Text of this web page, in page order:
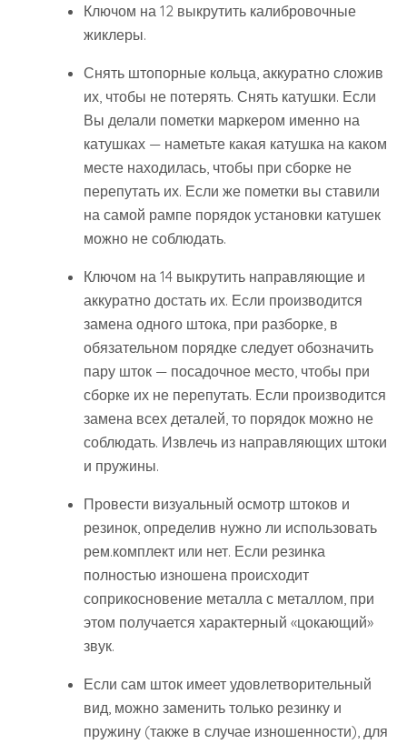
Ключом на 12 выкрутить калибровочные
жиклеры.
Снять штопорные кольца, аккуратно сложив
их, чтобы не потерять. Снять катушки. Если
Вы делали пометки маркером именно на
катушках — наметьте какая катушка на каком
месте находилась, чтобы при сборке не
перепутать их. Если же пометки вы ставили
на самой рампе порядок установки катушек
можно не соблюдать.
Ключом на 14 выкрутить направляющие и
аккуратно достать их. Если производится
замена одного штока, при разборке, в
обязательном порядке следует обозначить
пару шток — посадочное место, чтобы при
сборке их не перепутать. Если производится
замена всех деталей, то порядок можно не
соблюдать. Извлечь из направляющих штоки
и пружины.
Провести визуальный осмотр штоков и
резинок, определив нужно ли использовать
рем.комплект или нет. Если резинка
полностью изношена происходит
соприкосновение металла с металлом, при
этом получается характерный «цокающий»
звук.
Если сам шток имеет удовлетворительный
вид, можно заменить только резинку и
пружину (также в случае изношенности), для